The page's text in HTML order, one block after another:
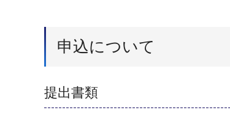
申込について
提出書類